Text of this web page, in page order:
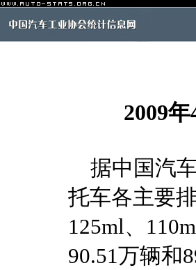
2009
据中国汽
托车各主要
125ml、
90.51万辆和